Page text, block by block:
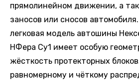
прямолинейном движении, а
заносов или сносов
легковая модель автошины
НФера Су1 имеет особую
жёсткость протекторных
равномерному и чёткому